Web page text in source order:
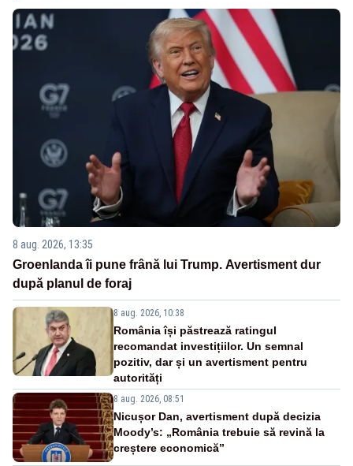
8 aug. 2026, 13:35
Groenlanda îi pune frână lui Trump. Avertisment dur
după planul de foraj
8 aug. 2026, 10:38
România își păstrează ratingul
recomandat investițiilor. Un semnal
pozitiv, dar și un avertisment pentru
autorități
8 aug. 2026, 08:51
Nicușor Dan, avertisment după decizia
Moody’s: „România trebuie să revină la
creștere economică”